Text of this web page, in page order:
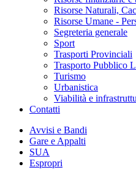
Risorse Naturali,
Risorse Umane -
Segreteria generale
Sport
Trasporti Provinciali
Trasporto Pubblico
Turismo
Urbanistica
Viabilità e
Contatti
Avvisi e Bandi
Gare e Appalti
SUA
Espropri